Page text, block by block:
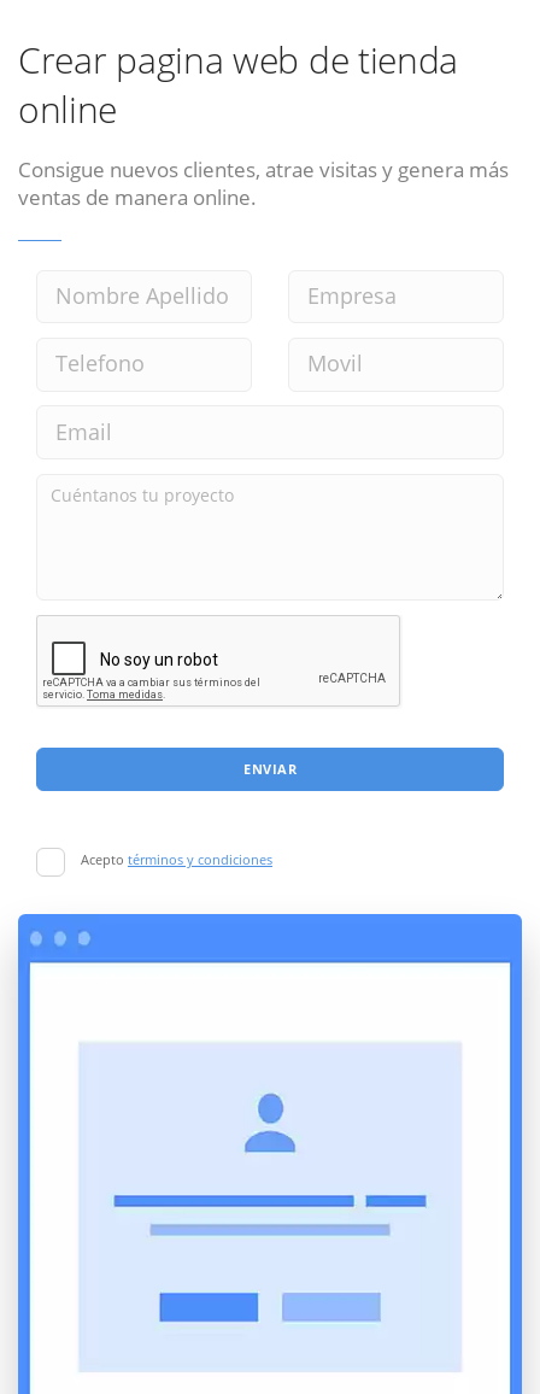
Crear pagina web de tienda
online
Consigue nuevos clientes, atrae visitas y genera más
ventas de manera online.
ENVIAR
Acepto términos y condiciones